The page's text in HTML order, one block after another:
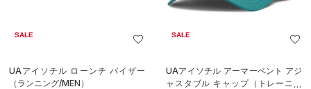
SALE
UAアイソチル ローンチ バイザー
（ランニング/MEN）
SALE
UAアイソチル アーマーベント アジ
ャスタブル キャップ（トレーニン